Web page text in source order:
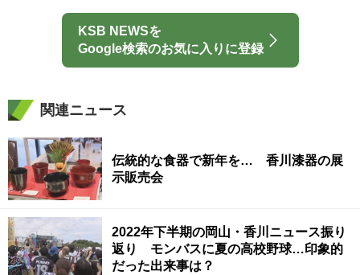
KSB NEWSを
Google検索のお気に入りに登録
関連ニュース
伝統的な食器で新年を… 香川漆器の展
示販売会
2022年下半期の岡山・香川ニュース振り
返り モンバスに夏の高校野球…印象的
だった出来事は？